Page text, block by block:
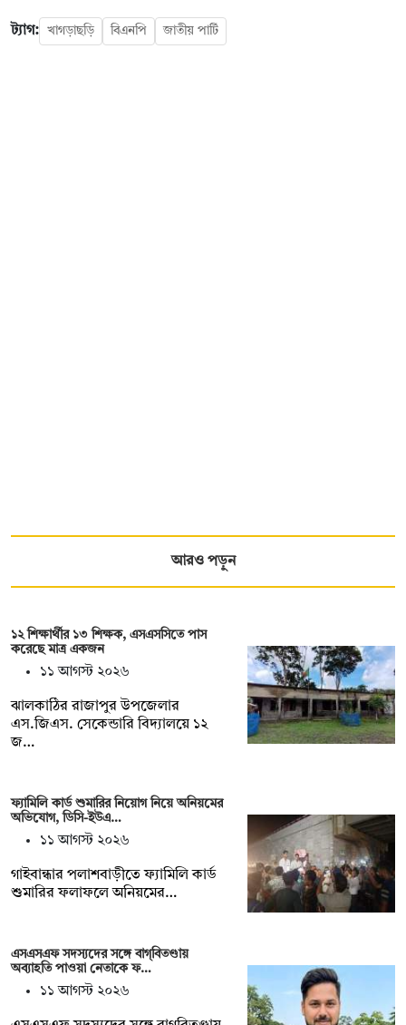
ট্যাগ: খাগড়াছড়ি বিএনপি জাতীয় পার্টি
আরও পড়ুন
১২ শিক্ষার্থীর ১৩ শিক্ষক, এসএসসিতে পাস
করেছে মাত্র একজন
১১ আগস্ট ২০২৬
ঝালকাঠির রাজাপুর উপজেলার
এস.জিএস. সেকেন্ডারি বিদ্যালয়ে ১২
জ…
ফ্যামিলি কার্ড শুমারির নিয়োগ নিয়ে অনিয়মের
অভিযোগ, ডিসি-ইউএ…
১১ আগস্ট ২০২৬
গাইবান্ধার পলাশবাড়ীতে ফ্যামিলি কার্ড
শুমারির ফলাফলে অনিয়মের…
এসএসএফ সদস্যদের সঙ্গে বাগ্‌বিতণ্ডায়
অব্যাহতি পাওয়া নেতাকে ফ…
১১ আগস্ট ২০২৬